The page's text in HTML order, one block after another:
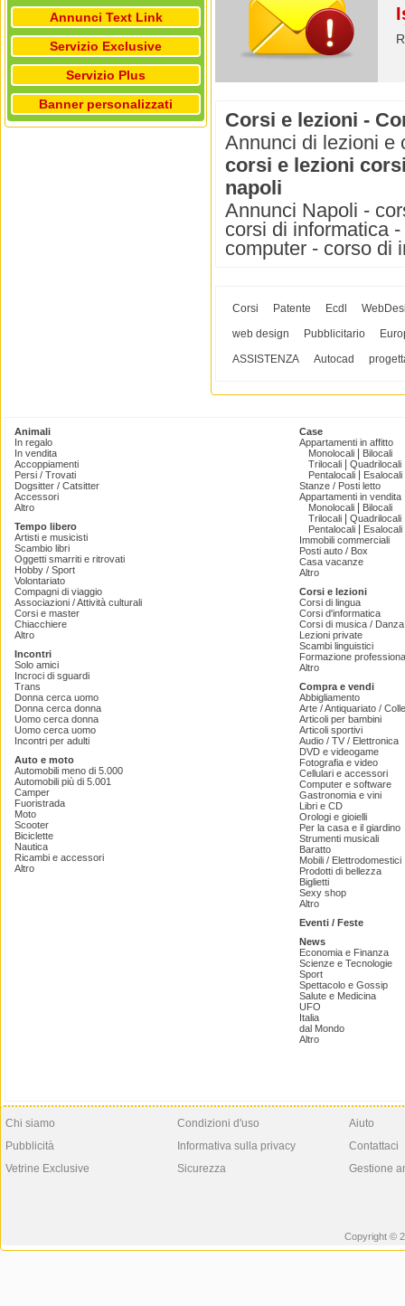
Annunci Text Link
Servizio Exclusive
Servizio Plus
Banner personalizzati
Corsi e lezioni -
Annunci di lezioni e
corsi e lezioni
napoli
Annunci Napoli -
corsi di informatica
computer - corso di
Corsi Patente Ecdl
web design
Pubblicitario
ASSISTENZA
Autocad
Animali
In regalo
In vendita
Accoppiamenti
Persi / Trovati
Dogsitter / Catsitter
Accessori
Altro
Tempo libero
Artisti e musicisti
Scambio libri
Oggetti smarriti e ritrovati
Hobby / Sport
Volontariato
Compagni di viaggio
Associazioni / Attività culturali
Corsi e master
Chiacchiere
Altro
Incontri
Solo amici
Incroci di sguardi
Trans
Donna cerca uomo
Donna cerca donna
Uomo cerca donna
Uomo cerca uomo
Incontri per adulti
Auto e moto
Automobili meno di 5.000
Automobili più di 5.001
Camper
Fuoristrada
Moto
Scooter
Biciclette
Nautica
Ricambi e accessori
Altro
Case
Appartamenti in affitto
Monolocali
Bilocali
Trilocali
Quadrilocali
Pentalocali
Esalocali
Stanze / Posti letto
Appartamenti in vendita
Monolocali
Bilocali
Trilocali
Quadrilocali
Pentalocali
Esalocali
Immobili commerciali
Posti auto / Box
Casa vacanze
Altro
Corsi e lezioni
Corsi di lingua
Corsi d'informatica
Corsi di musica /
Lezioni private
Scambi linguistici
Formazione
Altro
Compra e vendi
Abbigliamento
Arte / Antiquariato /
Articoli per bambini
Articoli sportivi
Audio / TV / Elettronica
DVD e videogame
Fotografia e video
Cellulari e accessori
Computer e software
Gastronomia e vini
Libri e CD
Orologi e gioielli
Per la casa e il giardino
Strumenti musicali
Baratto
Mobili / Elettrodomestici
Prodotti di bellezza
Biglietti
Sexy shop
Altro
Eventi / Feste
News
Economia e Finanza
Scienze e Tecnologie
Sport
Spettacolo e Gossip
Salute e Medicina
UFO
Italia
dal Mondo
Altro
Chi siamo
Pubblicità
Vetrine Exclusive
Condizioni d'uso
Informativa sulla privacy
Sicurezza
Aiuto
Contattaci
Gestione
Copyright ©